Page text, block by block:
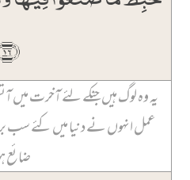
﴿۱۶﴾
یہ وہ لوگ ہیں جنکے لئے آخرت میں
عمل انہوں نے دنیا میں کئے سب
ضائع